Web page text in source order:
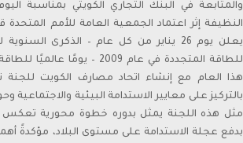
والمتابعة في البنك التجاري الكويتي بمناسبة
يعلن يوم 26 يناير من كل عام – الذكرى
للطاقة المتجددة في عام 2009 –
هذا العام مع إنشاء اتحاد مصارف الكويت
بالتركيز على معايير الاستدامة البيئية والاجتماعية
مثل هذه اللجنة يمثل بدوره خطوة محورية تعكس
بدفع عجلة الاستدامة على مستوى البلاد، مؤكدةً
Duaij Jaber Al Sabah is the Chairman of
Bank of Kuwait since April 1st 2018, after
position of Vice Chairman from 4/4/2015